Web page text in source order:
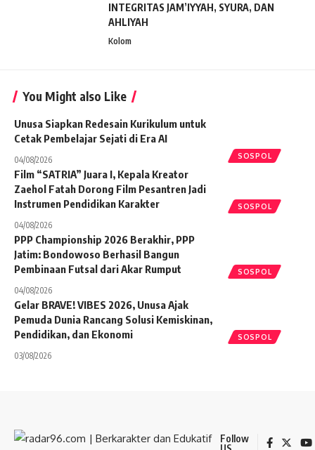
INTEGRITAS JAM’IYYAH, SYURA, DAN
AHLIYAH
Kolom
You Might also Like
SOSPOL
Unusa Siapkan Redesain Kurikulum untuk
Cetak Pembelajar Sejati di Era AI
04/08/2026
SOSPOL
Film “SATRIA” Juara I, Kepala Kreator
Zaehol Fatah Dorong Film Pesantren Jadi
Instrumen Pendidikan Karakter
04/08/2026
SOSPOL
PPP Championship 2026 Berakhir, PPP
Jatim: Bondowoso Berhasil Bangun
Pembinaan Futsal dari Akar Rumput
04/08/2026
SOSPOL
Gelar BRAVE! VIBES 2026, Unusa Ajak
Pemuda Dunia Rancang Solusi Kemiskinan,
Pendidikan, dan Ekonomi
03/08/2026
Follow